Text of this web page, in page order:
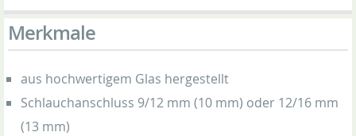
Merkmale
aus hochwertigem Glas hergestellt
Schlauchanschluss 9/12 mm (10 mm) oder 12/16 mm
(13 mm)